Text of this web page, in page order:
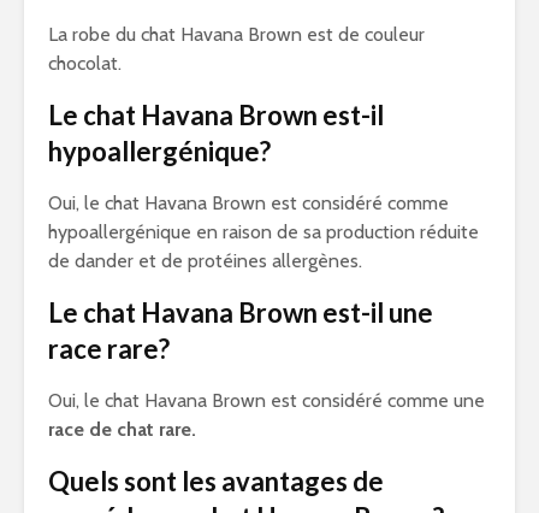
La robe du chat Havana Brown est de couleur
chocolat.
Le chat Havana Brown est-il
hypoallergénique?
Oui, le chat Havana Brown est considéré comme
hypoallergénique en raison de sa production réduite
de dander et de protéines allergènes.
Le chat Havana Brown est-il une
race rare?
Oui, le chat Havana Brown est considéré comme une
race de chat rare.
Quels sont les avantages de